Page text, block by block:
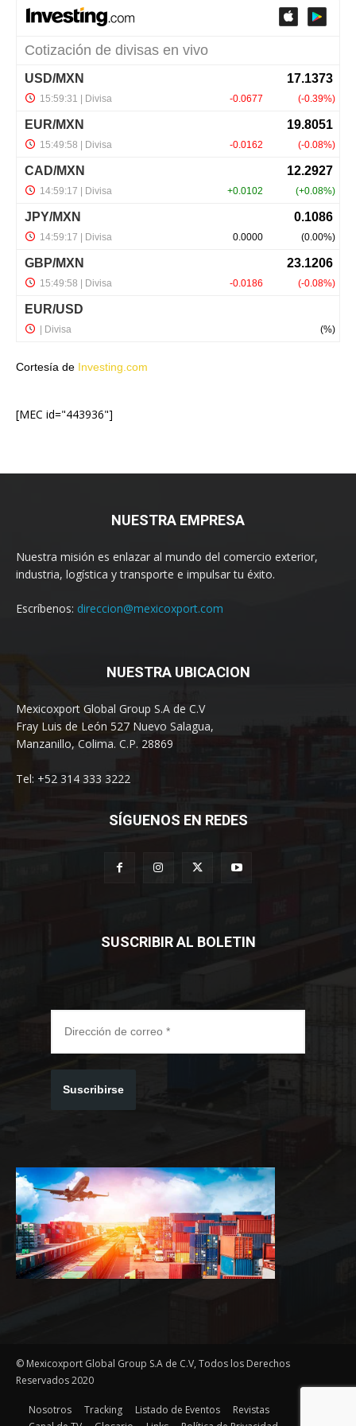
Cortesía de Investing.com
[MEC id="443936"]
NUESTRA EMPRESA
Nuestra misión es enlazar al mundo del comercio exterior,
industria, logística y transporte e impulsar tu éxito.
Escríbenos: direccion@mexicoxport.com
NUESTRA UBICACION
Mexicoxport Global Group S.A de C.V
Fray Luis de León 527 Nuevo Salagua,
Manzanillo, Colima. C.P. 28869
Tel: +52 314 333 3222
SÍGUENOS EN REDES
SUSCRIBIR AL BOLETIN
Suscribirse
© Mexicoxport Global Group S.A de C.V, Todos los Derechos
Reservados 2020
Nosotros Tracking Listado de Eventos
Revistas